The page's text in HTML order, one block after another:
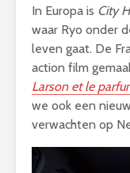
In Europa is City
waar Ryo onder
leven gaat. De
action film
Larson et le
we ook een
verwachten op